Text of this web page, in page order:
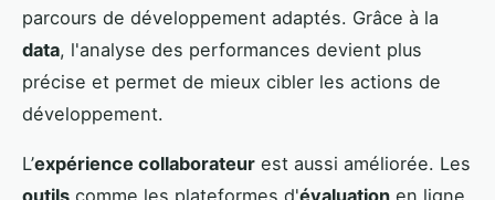
parcours de développement adaptés. Grâce à la
data, l'analyse des performances devient plus
précise et permet de mieux cibler les actions de
développement.
L’expérience collaborateur est aussi améliorée. Les
outils comme les plateformes d'évaluation en ligne,